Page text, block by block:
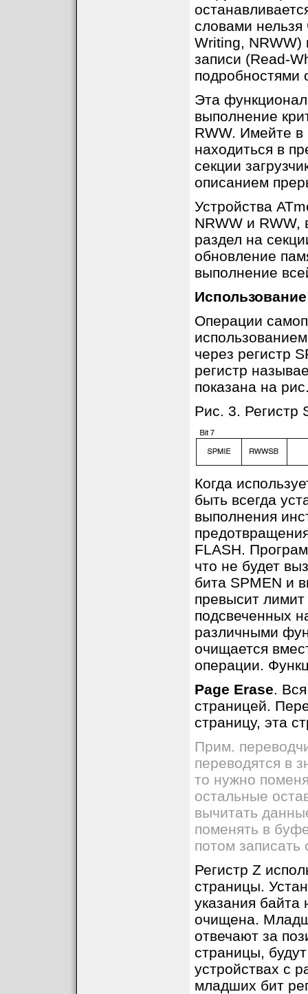
словами нельзя
Writing, NRWW)
записи (Read-
подробностями
Эта
выполнение
RWW. Имейте в
находиться в
секции
описанием
Устройства
NRWW и RWW,
раздел на
обновление
выполнение
Операции
через регистр
регистр
показана на
Рис. 3. Регистр
Когда
быть всегда
выполнения
FLASH.
что не будет
бита SPMEN и
превысит
подсвеченных
различными
очищается
операции.
Page Erase.
страницей.
страницу, эта
Прим.
переводятся в
то нужно
остальные
вычитать
поменять в
потом
Регистр Z
страницы.
указания байта
очищена.
отвечают за
страницы,
устройствах с
младших бит